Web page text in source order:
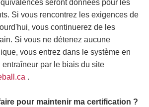
seront données pour les
Si vous rencontrez les exigences de
vous continuerez de les
Si vous ne détenez aucune
vous entrez dans le système en
entraîneur par le biais du site
.
pour maintenir ma certification ?